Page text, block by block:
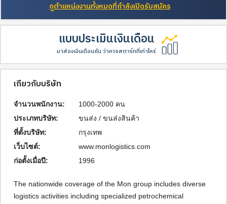
ดูตำแหน่งงานทั้งหมดที่กำลังเปิดรับสมัคร
แบบประเมินเงินเดือน
มาส่องเงินเดือนกัน ว่าควรสตาร์ทที่เท่าไหร่
เกี่ยวกับบริษัท
จำนวนพนักงาน:
1000-2000 คน
ประเภทบริษัท:
ขนส่ง / ขนส่งสินค้า
ที่ตั้งบริษัท:
กรุงเทพ
เว็บไซต์:
www.monlogistics.com
ก่อตั้งเมื่อปี:
1996
The nationwide coverage of the Mon group includes diverse
logistics activities including specialized petrochemical